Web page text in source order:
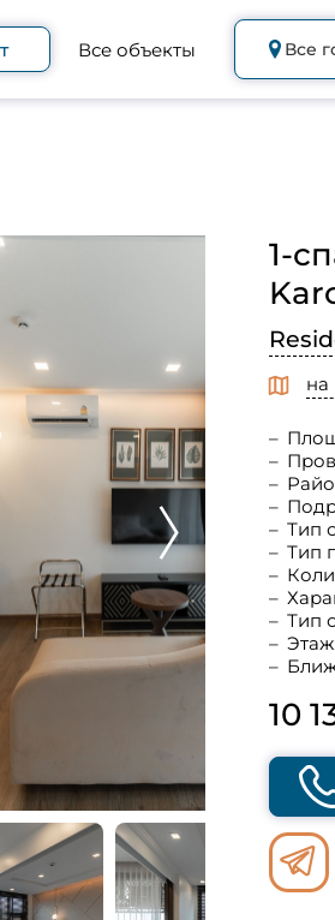
Все объекты Все
1-
на
Тип
Тип
Тип
10